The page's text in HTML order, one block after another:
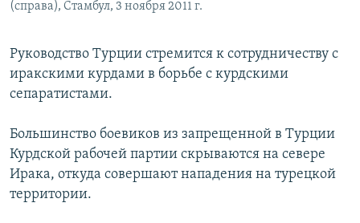
Все сайты Радио Азатутюн
(справа), Стамбул, 3 ноября 2011 г.
Руководство Турции стремится к сотрудничеству с
иракскими курдами в борьбе с курдскими
сепаратистами.
Большинство боевиков из запрещенной в Турции
Курдской рабочей партии скрываются на севере
Ирака, откуда совершают нападения на турецкой
территории.